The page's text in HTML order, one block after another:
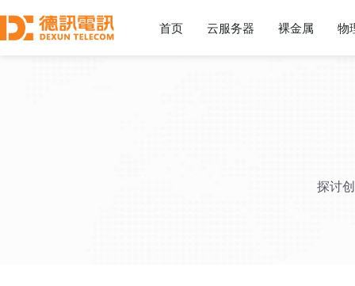
首页 云服务器 裸金属 物
探讨